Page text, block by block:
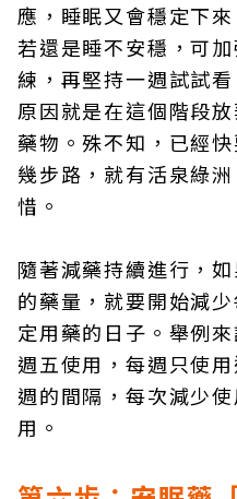
應，睡眠又會穩定下
若還是睡不安穩，可
練，再堅持一週試試
原因就是在這個階段
藥物。殊不知，已經
幾步路，就有活泉綠
惜。
隨著減藥持續進行，
的藥量，就要開始減
定用藥的日子。舉例
週五使用，每週只使
週的間隔，每次減少
用。